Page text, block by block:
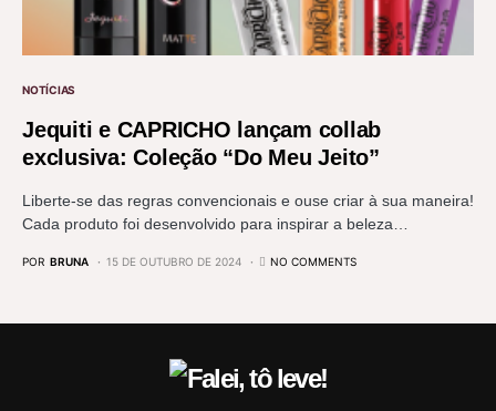
NOTÍCIAS
Jequiti e CAPRICHO lançam collab
exclusiva: Coleção “Do Meu Jeito”
Liberte-se das regras convencionais e ouse criar à sua maneira!
Cada produto foi desenvolvido para inspirar a beleza…
POR BRUNA 15 DE OUTUBRO DE 2024 NO COMMENTS